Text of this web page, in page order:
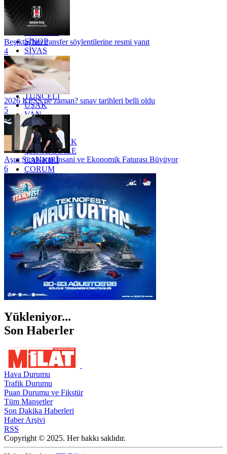
OSMANİYE
RİZE
SAKARYA
SİNOP
SİVAS
SİİRT
TEKİRDAĞ
TOKAT
TRABZON
TUNCELİ
UŞAK
VAN
YALOVA
YOZGAT
ZONGULDAK
ÇANAKKALE
ÇANKIRI
ÇORUM
İSTANBUL
İZMİR
ŞANLIURFA
ŞIRNAK
Beşiktaş'tan transfer söylentilerine resmi yanıt
4
2026 KPSS ne zaman? sınav tarihleri belli oldu
5
Aşırı Sıcakların İnsani ve Ekonomik Faturası Büyüyor
6
Yükleniyor...
Son Haberler
Hava Durumu
Trafik Durumu
Puan Durumu ve Fikstür
Tüm Manşetler
Son Dakika Haberleri
Haber Arşivi
RSS
Copyright © 2025. Her hakkı saklıdır.